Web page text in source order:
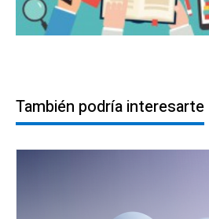
También podría interesarte